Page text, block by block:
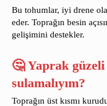
Bu tohumlar, iyi drene
eder. Toprağın besin
gelişimini destekler.
🤔 Yaprak
sulamalıyım?
Toprağın üst kısmı